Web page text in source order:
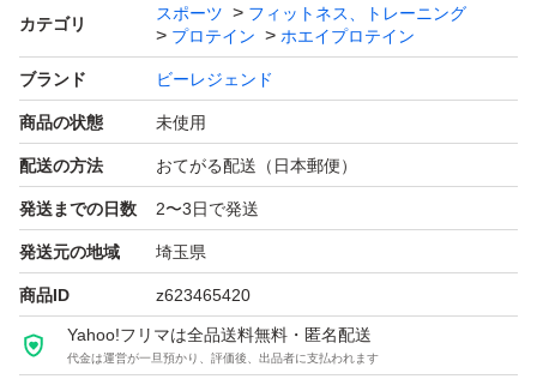
カテゴリ
スポーツ
フィットネス、トレーニング
プロテイン
ホエイプロテイン
ブランド ビーレジェンド
商品の状態 未使用
配送の方法 おてがる配送（日本郵便）
発送までの日数 2〜3日で発送
発送元の地域 埼玉県
商品ID z623465420
Yahoo!フリマは全品送料無料・匿名配送
代金は運営が一旦預かり、評価後、出品者に支払われます